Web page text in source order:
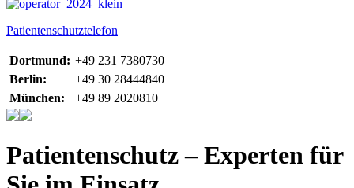
Patientenschutztelefon
Dortmund: +49 231 7380730
Berlin:
+49 30 28444840
München:
+49 89 2020810
Patientenschutz – Experten für